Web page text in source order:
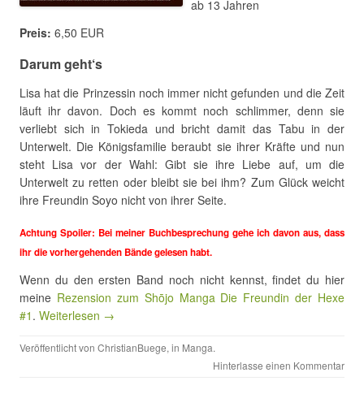
ab 13 Jahren
Preis: 6,50 EUR
Darum geht‘s
Lisa hat die Prinzessin noch immer nicht gefunden und die Zeit
läuft ihr davon. Doch es kommt noch schlimmer, denn sie
verliebt sich in Tokieda und bricht damit das Tabu in der
Unterwelt. Die Königsfamilie beraubt sie ihrer Kräfte und nun
steht Lisa vor der Wahl: Gibt sie ihre Liebe auf, um die
Unterwelt zu retten oder bleibt sie bei ihm? Zum Glück weicht
ihre Freundin Soyo nicht von ihrer Seite.
Achtung Spoiler: Bei meiner Buchbesprechung gehe ich davon aus, dass
ihr die vorhergehenden Bände gelesen habt.
Wenn du den ersten Band noch nicht kennst, findet du hier
meine Rezension zum Shōjo Manga Die Freundin der Hexe
#1 . Weiterlesen →
Veröffentlicht von ChristianBuege, in Manga.
Hinterlasse einen Kommentar